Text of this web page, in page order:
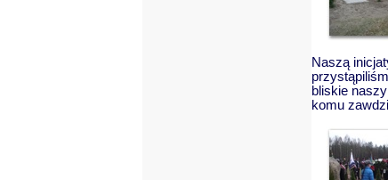
Naszą
bliskie
komu